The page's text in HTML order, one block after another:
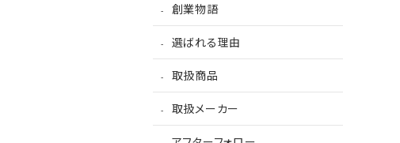
創業物語
選ばれる理由
取扱商品
取扱メーカー